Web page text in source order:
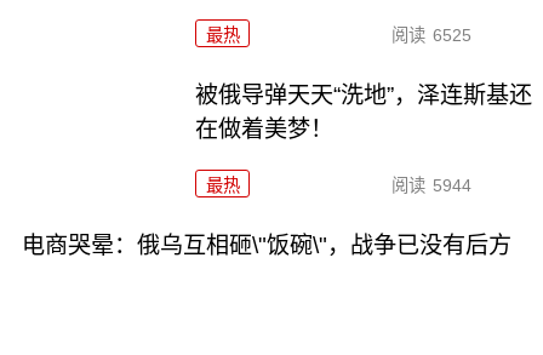
最热 阅读 6525
被俄导弹天天“洗地”，泽连斯基还
在做着美梦！
最热 阅读 5944
电商哭晕：俄乌互相砸\"饭碗\"，战争已没有后方